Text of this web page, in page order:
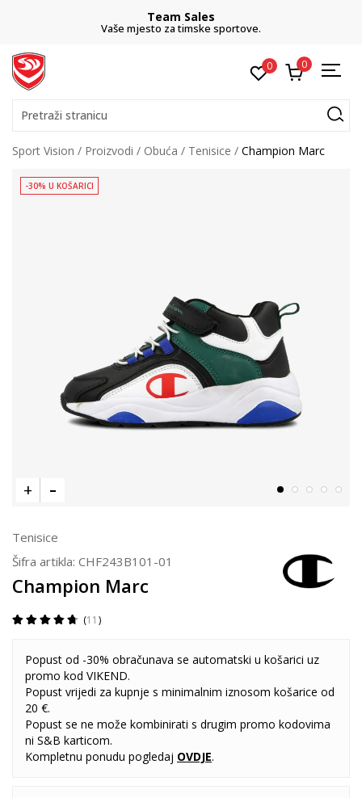
Team Sales
Vaše mjesto za timske sportove.
0 0
Pretraži stranicu
Sport Vision Proizvodi Obuća Tenisice Champion Marc
-30% U KOŠARICI
Tenisice
Šifra artikla: CHF243B101-01
Champion Marc
11
Popust od -30% obračunava se automatski u košarici uz
promo kod VIKEND.
Popust vrijedi za kupnje s minimalnim iznosom košarice od
20 €.
Popust se ne može kombinirati s drugim promo kodovima
ni S&B karticom.
Kompletnu ponudu pogledaj OVDJE.